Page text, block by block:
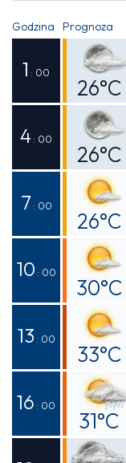
Godzina Prognoza
1 : 00
26°C
Odczuwalna
27°C
4 : 00
26°C
Odczuwalna
27°C
7 : 00
26°C
Odczuwalna
27°C
10 : 00
30°C
Odczuwalna
34°C
13 : 00
33°C
Odczuwalna
39°C
16 : 00
31°C
Odczuwalna